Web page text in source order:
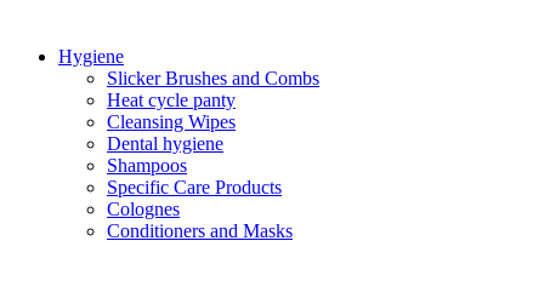
Hygiene
Slicker Brushes and Combs
Heat cycle panty
Cleansing Wipes
Dental hygiene
Shampoos
Specific Care Products
Colognes
Conditioners and Masks